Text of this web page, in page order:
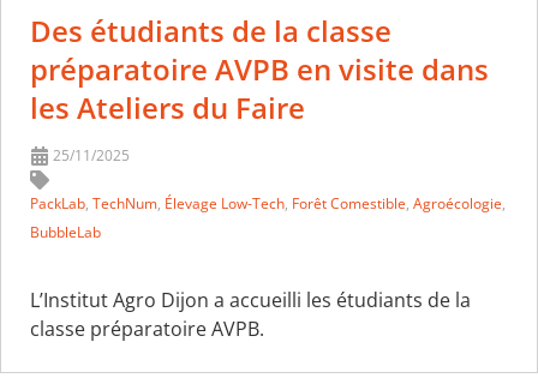
Des étudiants de la classe
préparatoire AVPB en visite dans
les Ateliers du Faire
25/11/2025
PackLab, TechNum, Élevage Low-Tech, Forêt Comestible, Agroécologie,
BubbleLab
L’Institut Agro Dijon a accueilli les étudiants de la
classe préparatoire AVPB.